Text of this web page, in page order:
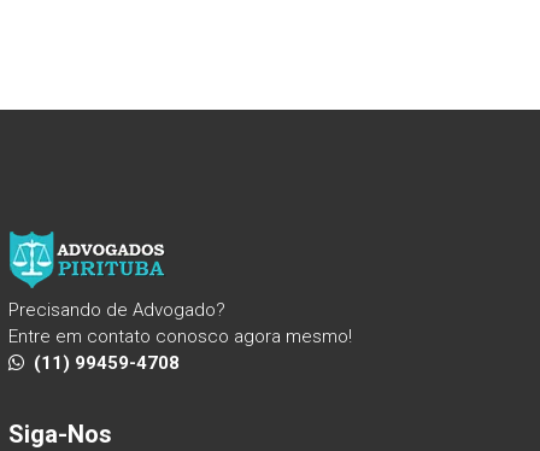
Precisando de Advogado?
Entre em contato conosco agora mesmo!
(11) 99459-4708
Siga-Nos